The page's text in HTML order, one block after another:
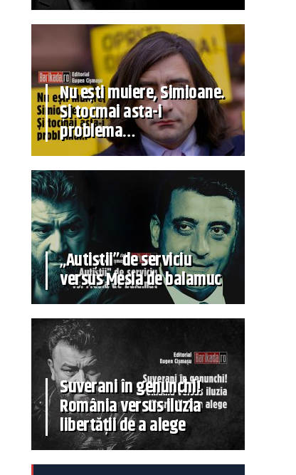
Nu ești muiere, Simioane.
Și tocmai asta-i
problema…
„Autiștii” de serviciu
versus Mesia de balamuc
Suverani în genunchi!
România versus iluzia
libertății de a alege